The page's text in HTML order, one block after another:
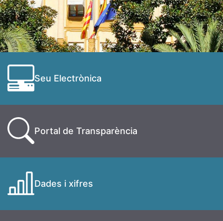
Seu Electrònica
Portal de Transparència
Dades i xifres